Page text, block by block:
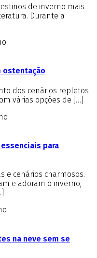
de inverno mais
Durante a
ostentação
dos cenários repletos
várias opções de […]
para
e cenários charmosos.
e adoram o inverno,
na neve sem se